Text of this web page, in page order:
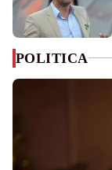
POLITICA